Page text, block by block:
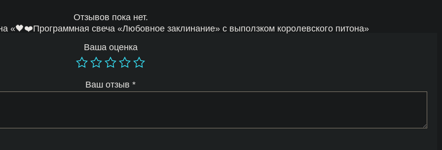
Отзывов пока нет.
«🖤❤️Программная свеча «Любовное заклинание» с выползком королевского питона»
Ваша оценка
Ваш отзыв *